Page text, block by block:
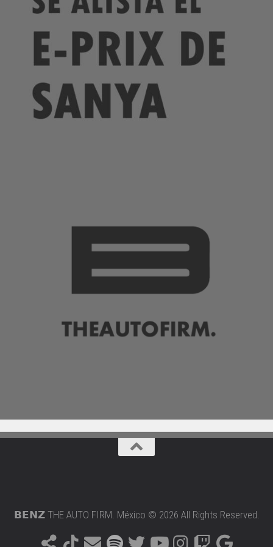
𝗕𝗘𝗡𝗭 THE AUTO FIRM. México © 2026 All Rights Reserved.